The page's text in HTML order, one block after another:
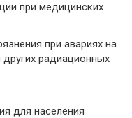
при медицинских
при авариях на
радиационных
для населения